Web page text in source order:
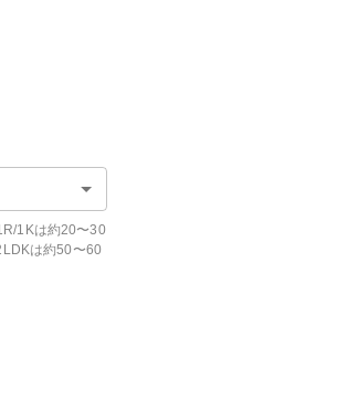
1Kは約20〜30
は約50〜60